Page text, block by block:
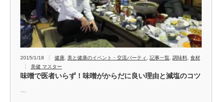
2015/1/18 健康 美と健康のイベント・交流パーティ 記事一覧 調味料 食材
美健 マスター
味噌で医者いらず！味噌がからだに良い理由と減塩のコツ
…